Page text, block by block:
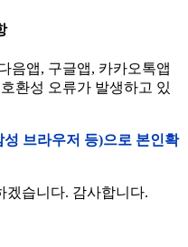
음앱, 구글앱, 카카오톡앱
환성 오류가 발생하고 있
브라우저 등)으로 본인확
겠습니다. 감사합니다.